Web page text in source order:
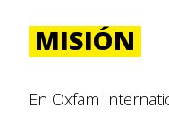
MISIÓN
En Oxfam